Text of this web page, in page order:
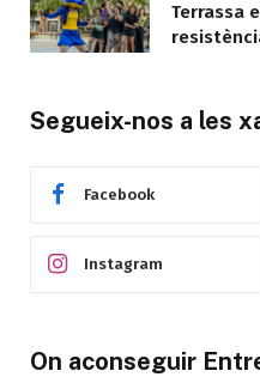
Terrassa
Segueix-nos a les
Facebook
Instagram
On aconseguir